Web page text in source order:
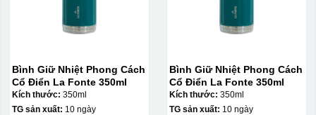
Bình Giữ Nhiệt Phong Cách
Cổ Điển La Fonte 350ml
Kích thước: 350ml
TG sản xuất: 10 ngày
Bình Giữ Nhiệt Phong Cách
Cổ Điển La Fonte 350ml
Kích thước: 350ml
TG sản xuất: 10 ngày